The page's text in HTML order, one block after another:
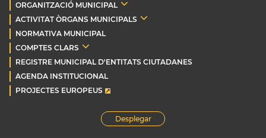
ORGANITZACIÓ MUNICIPAL
ACTIVITAT ÒRGANS MUNICIPALS
NORMATIVA MUNICIPAL
COMPTES CLARS
REGISTRE MUNICIPAL D'ENTITATS CIUTADANES
AGENDA INSTITUCIONAL
PROJECTES EUROPEUS
Desplegar